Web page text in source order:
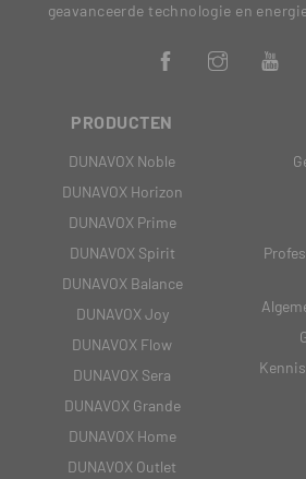
geavanceerde technologie en
PRODUCTEN
DUNAVOX Noble
DUNAVOX Horizon
DUNAVOX Prime
DUNAVOX Spirit
DUNAVOX Balance
DUNAVOX Joy
DUNAVOX Flow
DUNAVOX Sera
DUNAVOX Grande
DUNAVOX Home
DUNAVOX Outlet